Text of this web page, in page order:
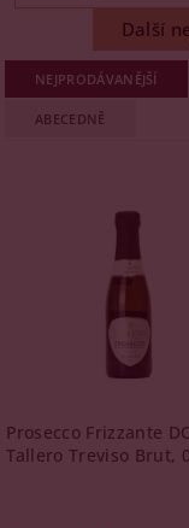
Další
NEJPRODÁVANĚJŠÍ
ABECEDNĚ
Prosecco Frizzante
Tallero Treviso Brut,